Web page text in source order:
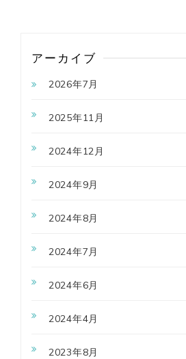
アーカイブ
2026年7月
2025年11月
2024年12月
2024年9月
2024年8月
2024年7月
2024年6月
2024年4月
2023年8月